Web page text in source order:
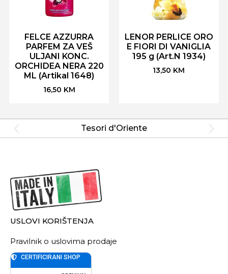
FELCE AZZURRA
PARFEM ZA VEŠ
ULJANI KONC.
ORCHIDEA NERA 220
ML (Artikal 1648)
16,50 KM
LENOR PERLICE ORO
E FIORI DI VANIGLIA
195 g (Art.N 1934)
13,50 KM
Tesori d'Oriente
USLOVI KORIŠTENJA
Pravilnik o uslovima prodaje